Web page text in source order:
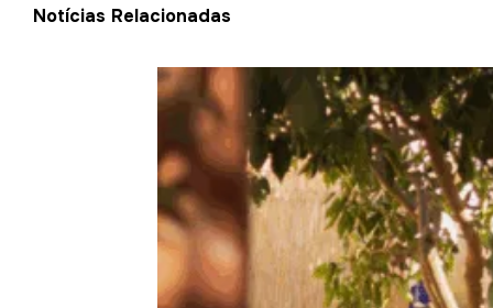
Notícias Relacionadas